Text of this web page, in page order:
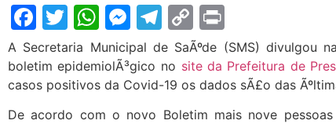
Facebook
Twitter
WhatsApp
Messenger
Telegram
Copy
Link
A Secretaria Municipal de SaÃºde (SMS) divulgou
boletim epidemiolÃ³gico no site da Prefeitura de
casos positivos da Covid-19 os dados sÃ£o das
De acordo com o novo Boletim mais nove